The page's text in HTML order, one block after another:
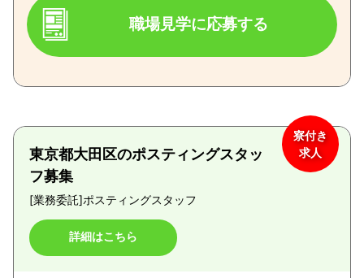
職場見学に応募する
東京都大田区のポスティングスタッ
フ募集
[業務委託]ポスティングスタッフ
詳細はこちら
寮付き
求人